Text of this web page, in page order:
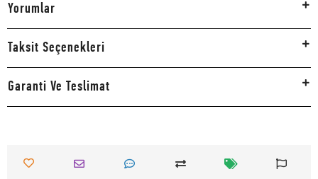
Yorumlar
Taksit Seçenekleri
Garanti Ve Teslimat